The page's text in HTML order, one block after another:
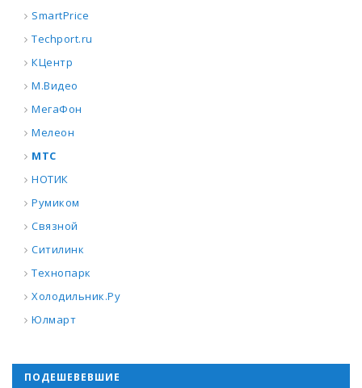
SmartPrice
Techport.ru
КЦентр
М.Видео
МегаФон
Мелеон
МТС
НОТИК
Румиком
Связной
Ситилинк
Технопарк
Холодильник.Ру
Юлмарт
ПОДЕШЕВЕВШИЕ